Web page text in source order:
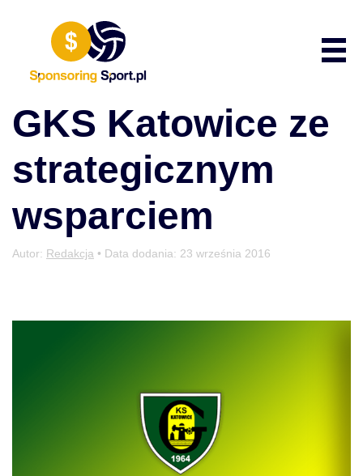
GKS Katowice ze
strategicznym
wsparciem
Autor: Redakcja • Data dodania: 23 września 2016